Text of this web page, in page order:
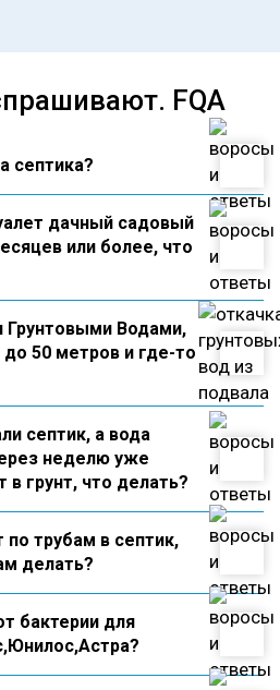
FQA
септика?
дачный садовый
или более, что
Грунтовыми Водами,
50 метров и где-то
септик, а вода
неделю уже
в грунт, что делать?
трубам в септик,
делать?
бактерии для